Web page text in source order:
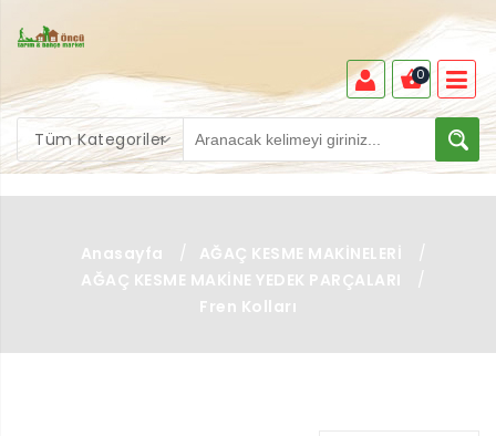
Tüm Kategoriler
0
Anasayfa / AĞAÇ KESME MAKİNELERİ
/
AĞAÇ KESME MAKİNE YEDEK PARÇALARI
/
Fren Kolları